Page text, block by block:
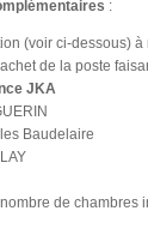
:
(voir ci-dessous)
de la poste
JKA
Baudelaire
nombre de